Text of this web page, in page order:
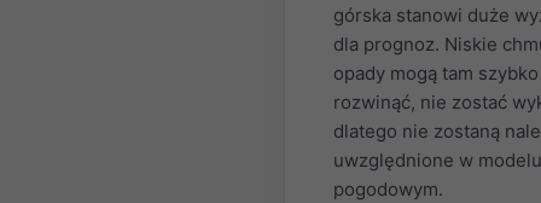
górska stanowi duże
dla prognoz. Niskie
opady mogą tam
rozwinąć, nie zostać
dlatego nie zostaną
uwzględnione w modelu
pogodowym.